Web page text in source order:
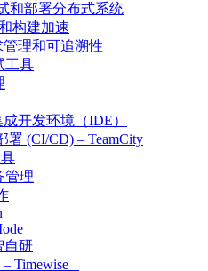
和部署分布式系统
构建加速
管理和可追溯性
工具
成开发环境（IDE）
署 (CI/CD) – TeamCity
管理
自研
Timewise